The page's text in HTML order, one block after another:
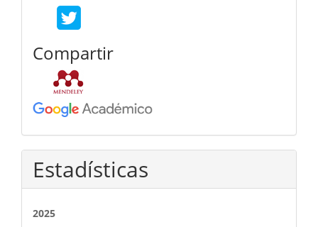
Compartir
Estadísticas
2025